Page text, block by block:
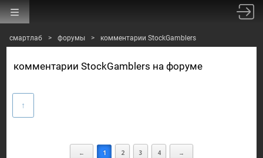
смартлаб > форумы > комментарии StockGamblers
комментарии StockGamblers на форуме
← 1 2 3 4 →